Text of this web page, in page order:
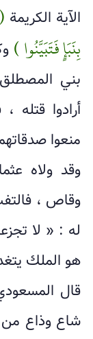
الآية الكريمة
بِنَبَإٍ فَتَبَيَّنُوا )
بني
أرادوا
منعوا
وقد ولاه
وقاص ،
له : « لا
هو الملك
قال
شاع وذاع